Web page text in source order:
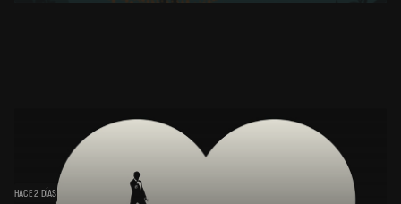
HACE 2 DÍAS